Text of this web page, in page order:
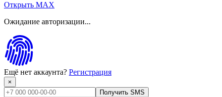
Открыть MAX
Ожидание авторизации...
Ещё нет аккаунта? Регистрация
×
Получить SMS